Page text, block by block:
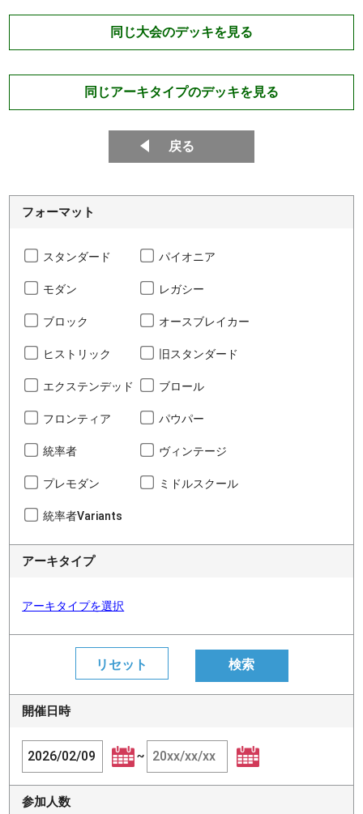
同じ大会のデッキを見る
同じアーキタイプのデッキを見る
戻る
フォーマット
スタンダード パイオニア
モダン レガシー
ブロック オースブレイカー
ヒストリック 旧スタンダード
エクステンデッド ブロール
フロンティア パウパー
統率者 ヴィンテージ
プレモダン ミドルスクール
統率者Variants
アーキタイプ
アーキタイプを選択
開催日時
~
参加人数